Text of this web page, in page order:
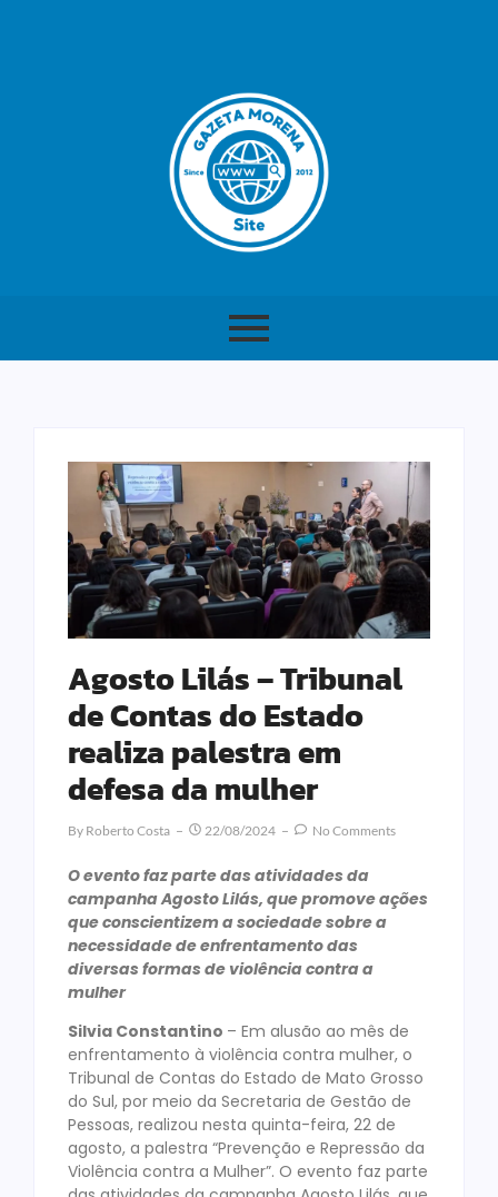
Agosto Lilás – Tribunal
de Contas do Estado
realiza palestra em
defesa da mulher
By Roberto Costa 22/08/2024 No Comments
O evento faz parte das atividades da
campanha Agosto Lilás, que promove ações
que conscientizem a sociedade sobre a
necessidade de enfrentamento das
diversas formas de violência contra a
mulher
Silvia Constantino – Em alusão ao mês de
enfrentamento à violência contra mulher, o
Tribunal de Contas do Estado de Mato Grosso
do Sul, por meio da Secretaria de Gestão de
Pessoas, realizou nesta quinta-feira, 22 de
agosto, a palestra “Prevenção e Repressão da
Violência contra a Mulher”. O evento faz parte